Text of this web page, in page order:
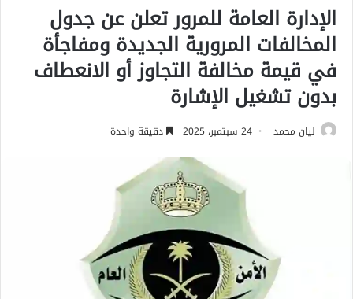
الإدارة العامة للمرور تعلن عن جدول
المخالفات المرورية الجديدة ومفاجأة
في قيمة مخالفة التجاوز أو الانعطاف
بدون تشغيل الإشارة
ليان محمد 24 سبتمبر، 2025 دقيقة واحدة